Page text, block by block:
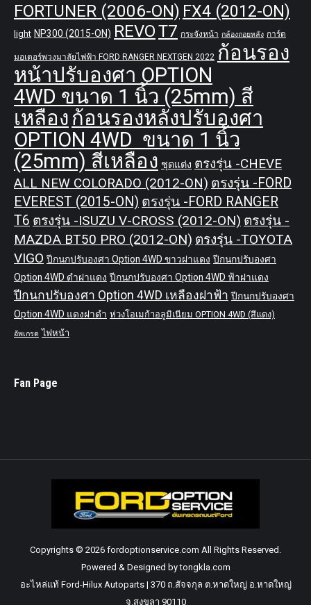
FORTUNER (2006-ON) FX4 (2012-ON)
light NP300 (2015-ON) REVOT7 กระจังหน้า กล้องถอยหลัง การ์ด
มอเตอร์พวงมาลัยไฟฟ้า FORD RANGER NEXTGEN 2022 ก้อนรอง
หน้าปรับองศา OPTION
4WD ขนาด 1 นิ้ว (25mm) สี
เหลือง ก้อนรองหลังปรับองศา
OPTION 4WD ขนาด 1 นิ้ว
(25mm) สีเหลือง ชุดแต่ง ตรงรุ่น -CHEVE
ALL NEW COLORADO (2012-ON) ตรงรุ่น -FORD
EVEREST (2015-ON) ตรงรุ่น -FORD RANGER
T6 ตรงรุ่น -ISUZU V-CROSS (2012-ON) ตรงรุ่น -
MAZDA BT50 PRO (2012-ON) ตรงรุ่น -TOYOTA
VIGO ปีกนกปรับองศา Option 4WD ขาวฝาแดง ปีกนกปรับองศา
Option 4WD ดำฝาแดง ปีกนกปรับองศา Option 4WD ฟ้าฝาแดง
ปีกนกปรับองศา Option 4WD เหลืองฝาฟ้า ปีกนกปรับองศา
Option 4WD แดงฝาดำ ห่วงโอเมก้าอลูมิเนียม OPTION 4WD (สีแดง)
อัพเกรด ไฟหน้า
Fan Page
Copyrights © 2026 fordoptionservice.com All Rights Reserved.
Powered & Designed by tongkla.com
อะไหล่แท้ Ford-Hilux Autoparts | 370 ถ.สัจจกุล ต.หาดใหญ่ อ.หาดใหญ่
จ.สงขลา 90110